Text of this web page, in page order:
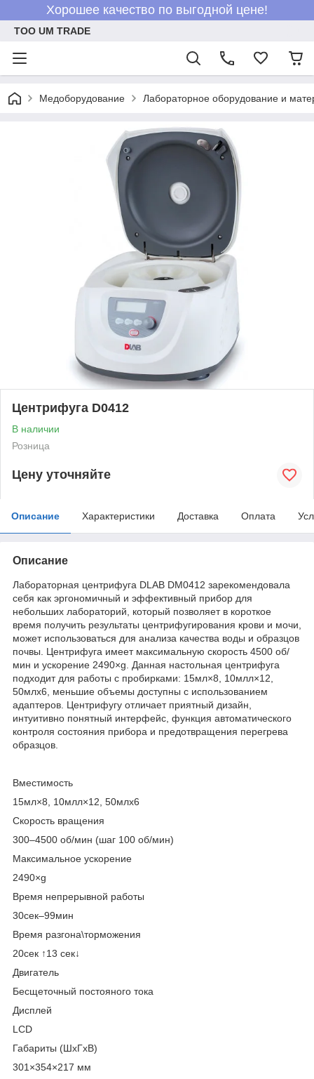
Хорошее качество по выгодной цене!
ТОО UM TRADE
Медоборудование Лабораторное оборудование и
Центрифуга D0412
В наличии
Розница
Цену уточняйте
Описание Характеристики Доставка Оплата
Описание
Лабораторная центрифуга DLAB DM0412 зарекомендовала
себя как эргономичный и эффективный прибор для
небольших лабораторий, который позволяет в короткое
время получить результаты центрифугирования крови и мочи,
может использоваться для анализа качества воды и образцов
почвы. Центрифуга имеет максимальную скорость 4500 об/
мин и ускорение 2490×g. Данная настольная центрифуга
подходит для работы с пробирками: 15мл×8, 10млл×12,
50млx6, меньшие объемы доступны с использованием
адаптеров. Центрифугу отличает приятный дизайн,
интуитивно понятный интерфейс, функция автоматического
контроля состояния прибора и предотвращения перегрева
образцов.
Вместимость
15мл×8, 10млл×12, 50млx6
Скорость вращения
300–4500 об/мин (шаг 100 об/мин)
Максимальное ускорение
2490×g
Время непрерывной работы
30сек–99мин
Время разгона\торможения
20сек ↑13 сек↓
Двигатель
Бесщеточный постояного тока
Дисплей
LCD
Габариты (ШхГхВ)
301×354×217 мм